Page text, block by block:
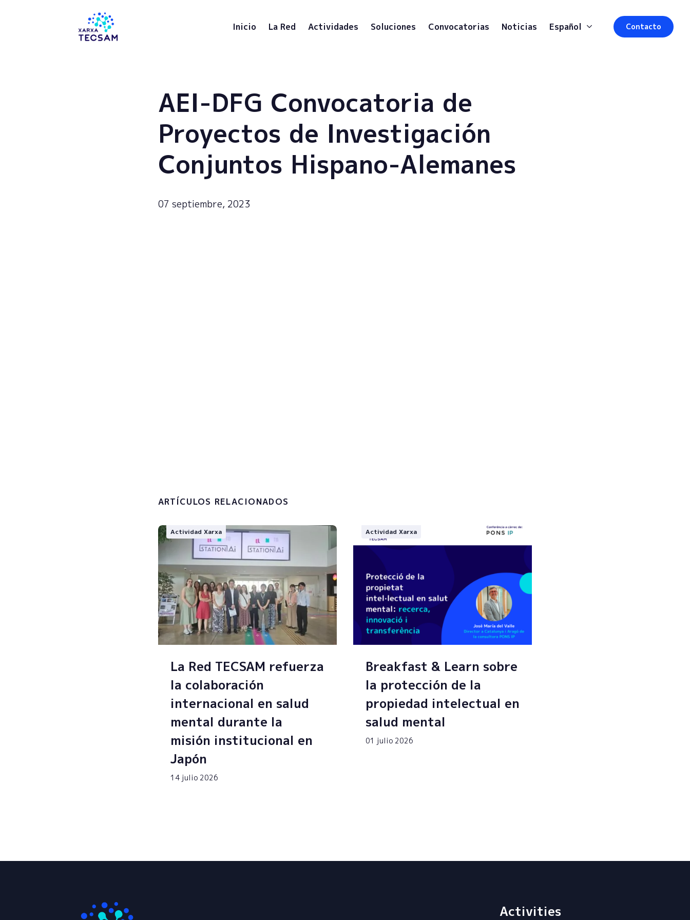
Inicio La Red Actividades Soluciones Convocatorias Noticias Español Contacto
AEI-DFG Convocatoria de
Proyectos de Investigación
Conjuntos Hispano-Alemanes
07 septiembre, 2023
ARTÍCULOS RELACIONADOS
Actividad Xarxa
La Red TECSAM refuerza
la colaboración
internacional en salud
mental durante la
misión institucional en
Japón
14 julio 2026
Actividad Xarxa
Breakfast & Learn sobre
la protección de la
propiedad intelectual en
salud mental
01 julio 2026
Activities